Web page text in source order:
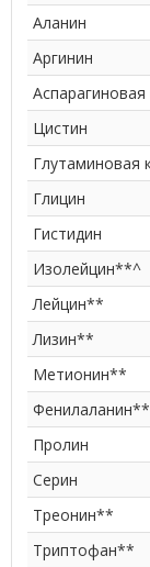
Аланин
Аргинин
Аспарагиновая
Цистин
Глутаминовая
Глицин
Гистидин
Изолейцин**^
Лейцин**
Лизин**
Метионин**
Фенилаланин**
Пролин
Серин
Треонин**
Триптофан**